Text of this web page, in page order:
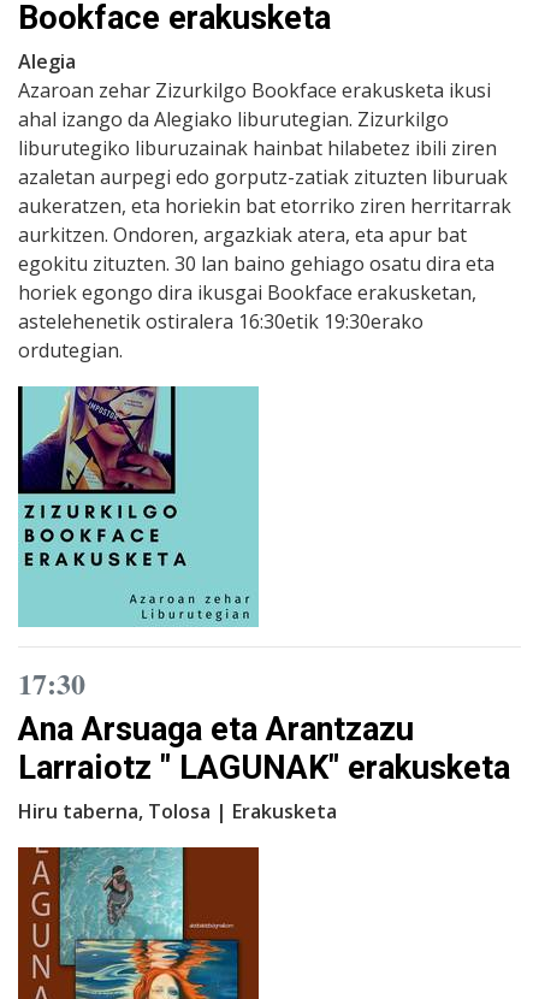
Bookface erakusketa
Alegia
Azaroan zehar Zizurkilgo Bookface erakusketa ikusi
ahal izango da Alegiako liburutegian. Zizurkilgo
liburutegiko liburuzainak hainbat hilabetez ibili ziren
azaletan aurpegi edo gorputz-zatiak zituzten liburuak
aukeratzen, eta horiekin bat etorriko ziren herritarrak
aurkitzen. Ondoren, argazkiak atera, eta apur bat
egokitu zituzten. 30 lan baino gehiago osatu dira eta
horiek egongo dira ikusgai Bookface erakusketan,
astelehenetik ostiralera 16:30etik 19:30erako
ordutegian.
17:30
Ana Arsuaga eta Arantzazu
Larraiotz " LAGUNAK" erakusketa
Hiru taberna, Tolosa | Erakusketa